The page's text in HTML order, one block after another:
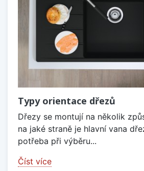
Typy orientace dřezů
Dřezy se montují na několik
na jaké straně je hlavní vana
potřeba při výběru...
Číst více